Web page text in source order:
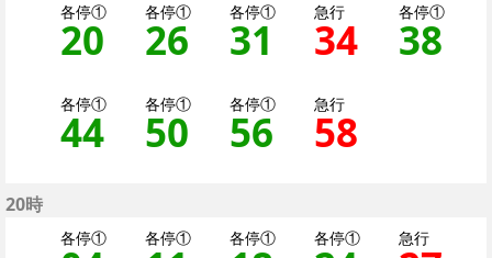
各停①
20 20分はつ 各停（二
各停①
26 26分はつ 各停
各停①
31 31分はつ
急行
34 34分
各停①
38
各停①
44 44分はつ 各停（二
各停①
50 50分はつ 各停
各停①
56 56分はつ
急行
58
20時
各停① 各停① 各停① 各停① 急行